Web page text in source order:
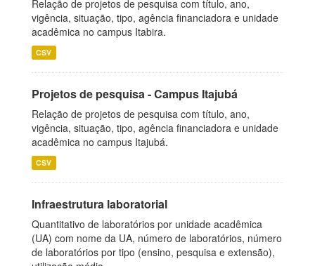
Relação de projetos de pesquisa com título, ano,
vigência, situação, tipo, agência financiadora e unidade
acadêmica no campus Itabira.
CSV
Projetos de pesquisa - Campus Itajubá
Relação de projetos de pesquisa com título, ano,
vigência, situação, tipo, agência financiadora e unidade
acadêmica no campus Itajubá.
CSV
Infraestrutura laboratorial
Quantitativo de laboratórios por unidade acadêmica
(UA) com nome da UA, número de laboratórios, número
de laboratórios por tipo (ensino, pesquisa e extensão),